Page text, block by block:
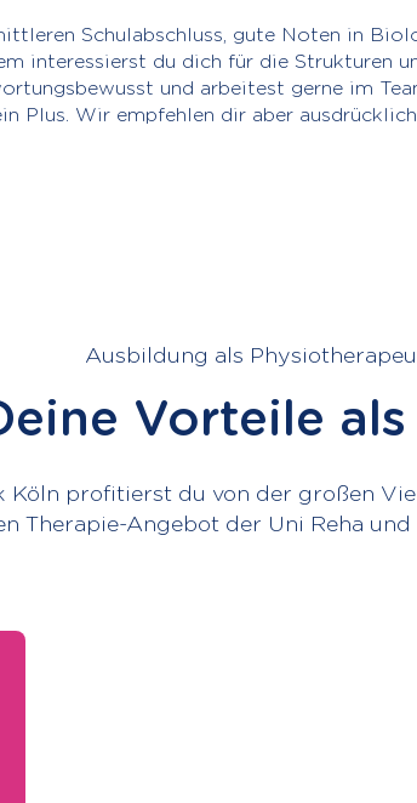
Schulabschluss, gute Noten in
interessierst du dich für die Strukturen
und arbeitest gerne im
Plus. Wir empfehlen dir aber
Vorteile
Ausbildung als
Köln profitierst du von der großen
Therapie-Angebot der Uni Reha